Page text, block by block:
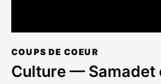
COUPS DE COEUR
Culture — Samadet